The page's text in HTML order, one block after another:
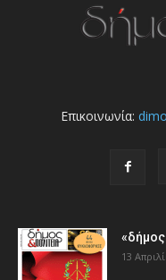
Επικοινωνία:
13